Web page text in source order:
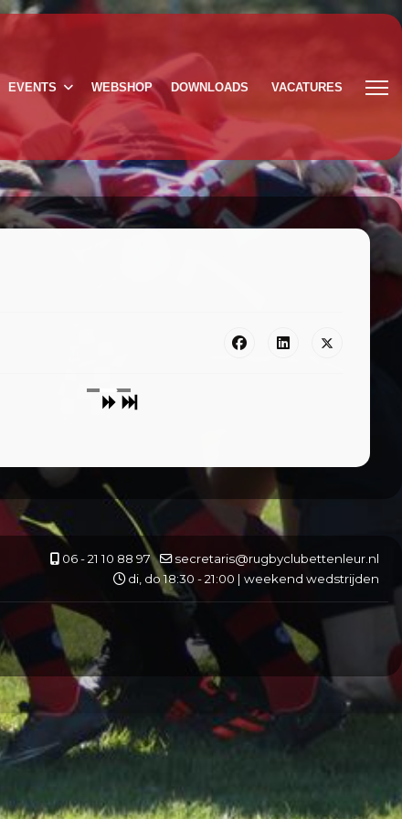
EVENTS WEBSHOP DOWNLOADS VACATURES
06 - 21 10 88 97
secretaris@rugbyclubettenleur.nl
di, do 18:30 - 21:00 | weekend wedstrijden